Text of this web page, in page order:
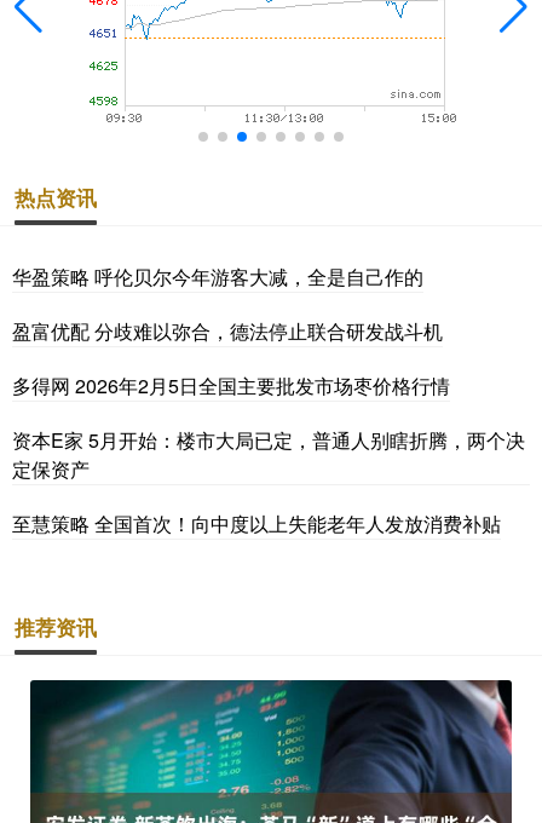
热点资讯
华盈策略 呼伦贝尔今年游客大减，全是自己作的
盈富优配 分歧难以弥合，德法停止联合研发战斗机
多得网 2026年2月5日全国主要批发市场枣价格行情
资本E家 5月开始：楼市大局已定，普通人别瞎折腾，两个决
定保资产
至慧策略 全国首次！向中度以上失能老年人发放消费补贴
推荐资讯